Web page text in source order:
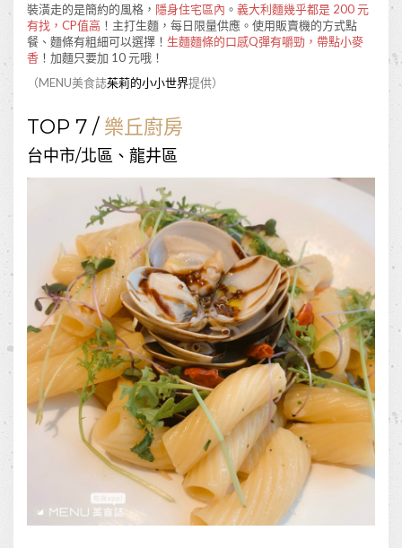
裝潢走的是簡約的風格， 隱身住宅區內 。 義大利麵幾乎都是 200 元
有找，CP值高 ！主打生麵，每日限量供應。使用販賣機的方式點
餐、麵條有粗細可以選擇！ 生麵麵條的口感Q彈有嚼勁，帶點小麥
香 ！加麵只要加 10 元哦！
（MENU美食誌茱莉的小小世界提供）
TOP 7 / 樂丘廚房
台中市/北區、龍井區